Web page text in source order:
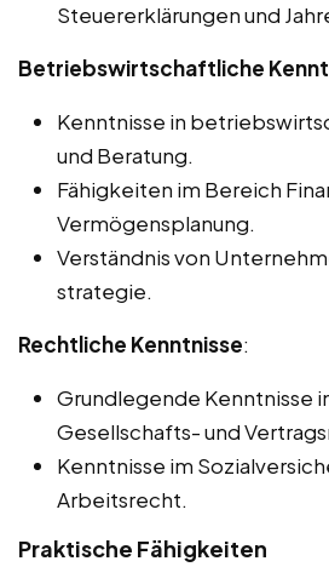
Steuererklärungen und
Betriebswirtschaftliche
Kenntnisse in
und Beratung.
Fähigkeiten im Bereich
Vermögensplanung.
Verständnis von
strategie.
Rechtliche Kenntnisse:
Grundlegende Kenntnisse
Gesellschafts- und
Kenntnisse im
Arbeitsrecht.
Praktische Fähigkeiten